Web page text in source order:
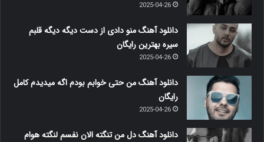
2025-04-26
دانلود آهنگ منو دادی از دست دیگه دیگه قلبم
سیره بهترین رایگان
2025-04-26
دانلود آهنگ من حتی خوابم بودم اگه میدیدم کامل
رایگان
2025-04-26
دانلود آهنگ دل من تنگته الان نفسم لنگته هوام